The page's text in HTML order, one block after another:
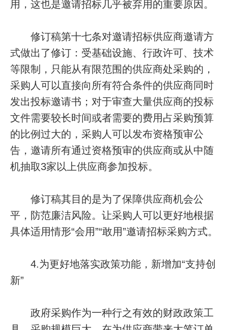
用，这也是邀请招标几乎被弃用的重要原因。
修订稿第十七条对邀请招标供应商邀请方
式做出了修订：受基础设施、行政许可、技术
等限制，只能从有限范围的供应商处采购的，
采购人可以直接向所有符合条件的供应商同时
发出投标邀请书；对于审查大量供应商的投标
文件需要较长时间或者需要的费用占采购预算
的比例过大的，采购人可以发布资格预审公
告，邀请所有通过资格预审的供应商或从中随
机抽取3家以上供应商参加投标。
修订稿其目的是为了保障供应商机会公
平，防范廉洁风险。让采购人可以更好地根据
具体适用情形“会用”“敢用”邀请招标采购方式。
4.为更好地落实政策功能，新增加“支持创
新”
政府采购作为一种行之有效的财政政策工